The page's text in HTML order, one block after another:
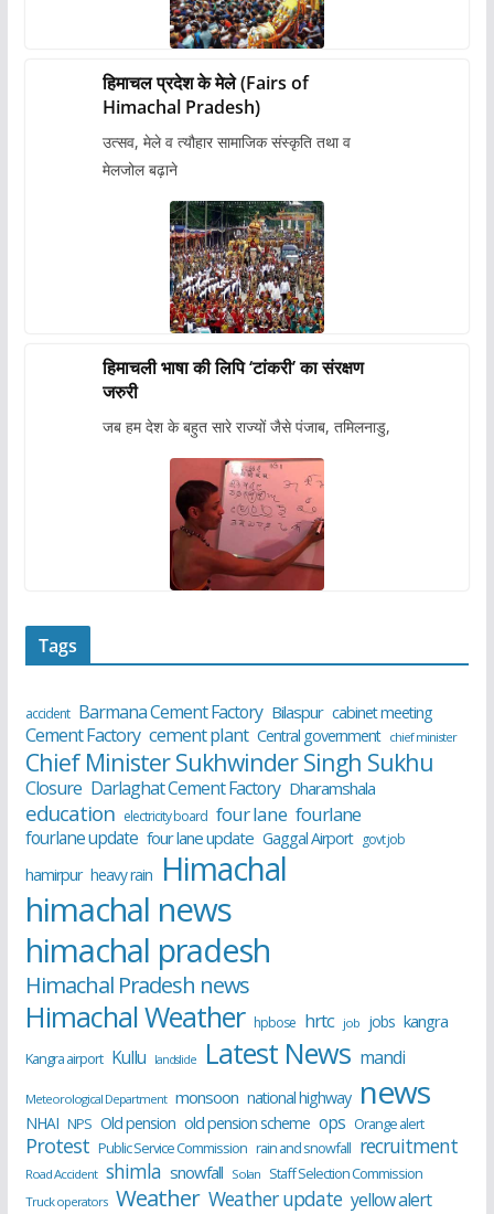
हिमाचल प्रदेश के मेले (Fairs of
Himachal Pradesh)
उत्सव, मेले व त्यौहार सामाजिक संस्कृति तथा व
मेलजोल बढ़ाने
हिमाचली भाषा की लिपि ‘टांकरी’ का संरक्षण
जरुरी
जब हम देश के बहुत सारे राज्यों जैसे पंजाब, तमिलनाडु,
Tags
accident Barmana Cement Factory Bilaspur cabinet meeting
Cement Factory cement plant Central government chief minister
Chief Minister Sukhwinder Singh Sukhu
Closure Darlaghat Cement Factory Dharamshala
education electricity board four lane fourlane
fourlane update four lane update Gaggal Airport govt job
hamirpur heavy rain Himachal
himachal news
himachal pradesh
Himachal Pradesh news
Himachal Weather hpbose hrtc job jobs kangra
Kangra airport Kullu landslide Latest News mandi
Meteorological Department monsoon national highway news
NHAI NPS Old pension old pension scheme ops Orange alert
Protest Public Service Commission rain and snowfall recruitment
Road Accident shimla snowfall Solan Staff Selection Commission
Truck operators Weather Weather update yellow alert